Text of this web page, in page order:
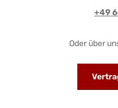
perfekt zu deinem neuen
+49
Oder über